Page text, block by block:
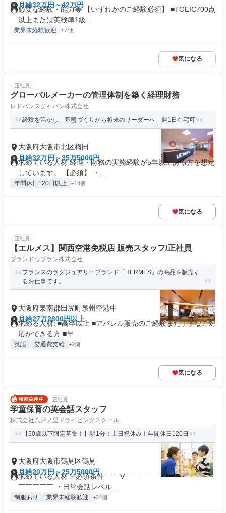
月給32万円～42万円
必要な経験・能力等 【いずれかのご経験必須】 ■TOEIC700点
以上または英検準1級...
業界未経験歓迎 +7個
気になる
正社員
グローバルメーカーの管理体制を築く経理財務
レドバンスジャパン株式会社
経験を活かし、基盤づくりから将来のリーダーへ。週1日在宅可
大阪府大阪市北区梅田
月給32万円～35万5000円
求めている人材 経理・財務の実務経験が5年以上ある方を想定
しています。 【必須】 ・...
年間休日120日以上 +14個
気になる
正社員
【エルメス】関西空港免税店 販売スタッフ/正社員
ブランドウブラン株式会社
フランスのラグジュアリーブランド「HERMES」の商品を販売す
るお仕事です。
大阪府泉南郡田尻町泉州空港中
月給27万2800円以上
求める人材: ■高卒以上 ■アパレル販売のご経験また丁寧なご対
応ができる方 ■早...
英語 交通費支給 +2個
気になる
正社員
学童保育の英会話スタッフ
株式会社八戸ノ里ドライビングスクール
【50歳以下限定募集！】駅1分！土日祝休み！年間休日120日
大阪府大阪市鶴見区鶴見
月給20万円～25万5000円
求めている人材 ✅必須条件 ￣￣V￣￣￣￣￣￣￣￣￣￣￣￣
￣￣￣￣￣ ・日常会話レベル...
制服あり 業界未経験歓迎 +24個